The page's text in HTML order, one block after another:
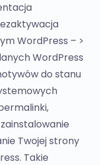
WordPress – >
WordPress
do stanu
Twojej strony
Takie